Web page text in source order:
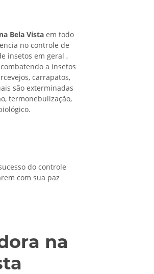
Bela Vista em todo
no controle de
insetos em geral ,
a insetos
carrapatos,
são exterminadas
termonebulização,
do controle
com sua paz
na